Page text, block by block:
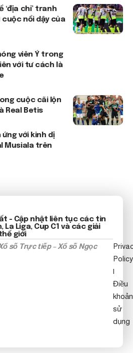
‘địa chỉ’ tranh
nổi dậy của
viên Ý trong
với tư cách là
cuộc cãi lộn
Real Betis
ứng với kinh dị
Musiala trên
- Cập nhật liên tục các tin
, La Liga, Cup C1 và các giải
giới
số Trực tiếp–Xổ số Ngọc
Policy
|
Điều
khoản
sử
dụng